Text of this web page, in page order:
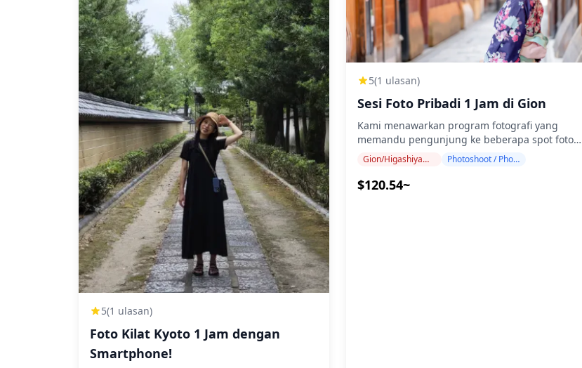
untuk dikirim ulang. Koreksi dibuat untuk
membangkitkan suasana tertentu, dan jika
diinginkan, penyesuaian dapat dilakukan pada
suasana hati dan warna. Biarkan kami
mengabadikan momen spesial Anda di Kyoto
melalui layanan fotografi kami! ◆ Informasi
penting: ・Jika Anda terlambat tiba untuk waktu
pertemuan yang dijadwalkan, durasi
pemotretan dan jumlah foto yang dikirimkan
dapat dikurangi. ・Jika hujan diperkirakan akan
turun di lokasi pemotretan 3 hari sebelum
tanggal yang dijadwalkan atau jika tiba-tiba
hujan pada hari pemotretan, tiga opsi tersedia:
(1) menjadwalkan ulang tanggal dan waktu, (2)
mengubah lokasi, atau (3) membatalkan
pemotretan. ![]
(https://assets.hldycdn.com/experiences/d3ae06_540e33792cfd4ca4b40f5cd114f0ddce~mv2.jpg)
![]
(https://assets.hldycdn.com/experiences/d3ae06_0438bb5e230e45feb3b2551b06a57254~mv2.jpg)
![]
![]
(https://assets.hldycdn.com/experiences/d3ae06_c783a28d377046a2a498007c40b08596~mv2.jpg)
![]
(https://assets.hldycdn.com/experiences/d3ae06_a972e8691e5e4555b4ee940e81faea09~mv2.jpg)
perjalanan ■Titik pertemuan: Patung Izumo-no-
Okuni Pemandu Anda akan menunggu Anda di
depan Patung Izumo no Okuni di Stasiun Gion
Shijo, tepat di luar Pintu Keluar 5 ■Jembatan
Shijo Lihat jembatan ikonik ■Distrik Pontocho
Jelajahi gang daerah atmosfer ■Nishiki
Perbelanjaan Pasar Nishiki Jelajahi pasar
dengan pemandu lokal! Berjalan-jalanlah
melalui lorong-lorong bersejarah, cicipi
makanan jalanan Kyoto yang otentik, dan
benamkan diri Anda dalam budaya kuliner kota
yang kaya. ◆Informasi Tambahan ・Tidak dapat
diakses kursi roda atau kereta bayi ・Dekat
5(1 ulasan)
Foto Kilat Kyoto 1 Jam dengan
Smartphone!
5(1 ulasan)
Sesi Foto Pribadi 1 Jam di Gion
Kami menawarkan program fotografi yang
memandu pengunjung ke beberapa spot foto
populer dan unik di Gion. Dipandu oleh
fotografer berkualifikasi tinggi, program kami
menyesuaikan jadwal perjalanan Anda,
Gion/Higashiyama (Kiyomizu-dera, Yasaka, Heian) Photoshoot / Photo tour
$120.54~